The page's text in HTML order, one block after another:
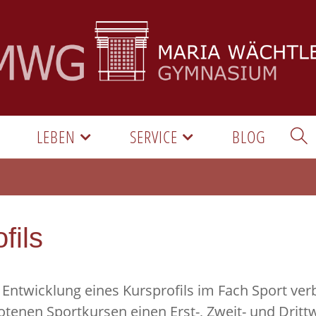
LEBEN SERVICE BLOG
eines Kursprofils im Fach Sport
Sportkursen einen Erst-, Zweit- und